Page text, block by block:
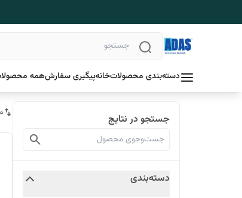
دسته‌بندی محصولاتخانهپیگیری سفارشهمه
جستجو در نتایج
دسته‌بندی